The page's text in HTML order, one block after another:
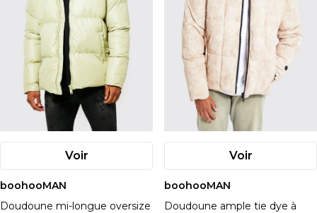
Voir
boohooMAN
Doudoune mi-longue oversize
Voir
boohooMAN
Doudoune ample tie dye à